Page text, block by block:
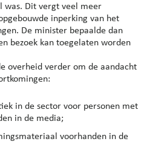
was. Dit vergt veel meer
inperking van het
De minister bepaalde dan
bezoek kan toegelaten worden
overheid verder om de aandacht
in de sector voor personen met
in de media;
voorhanden in de